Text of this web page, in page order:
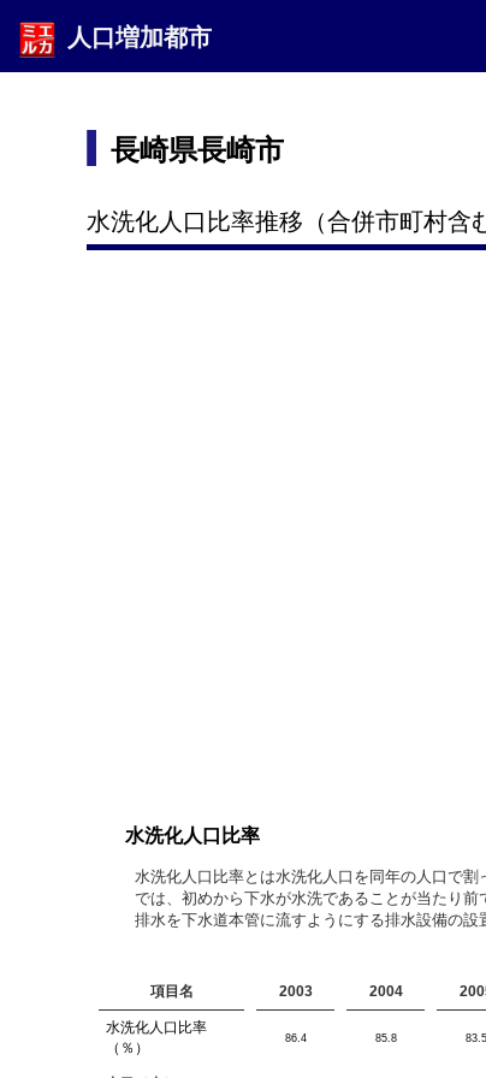
人口増加都市
長崎県長崎市
水洗化人口比率推移（合併市町村含
水洗化人口比率
水洗化人口比率とは水洗化人口を同年の人口で
では、初めから下水が水洗であることが当たり
排水を下水道本管に流すようにする排水設備の
項目名 2003 2004
水洗化人口比率
（％）
86.4 85.8 83.5